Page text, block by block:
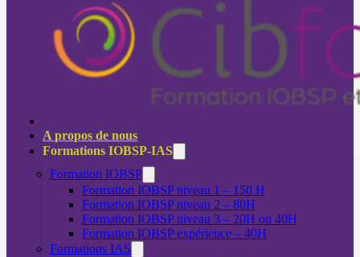
A propos de nous
Formations IOBSP-IAS
Formation IOBSP
Formation IOBSP niveau 1 – 150 H
Formation IOBSP niveau 2 – 80H
Formation IOBSP niveau 3 – 20H ou 40H
Formation IOBSP expérience – 40H
Formations IAS